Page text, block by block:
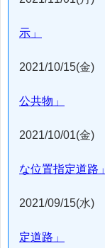
示」
2021/10/15(金)
公共物」
2021/10/01(金)
な位置指定道路」
2021/09/15(水)
定道路」